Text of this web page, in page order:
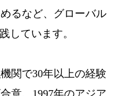
るなど、グローバル
しています。
関で30年以上の経験
意、1997年のアジア